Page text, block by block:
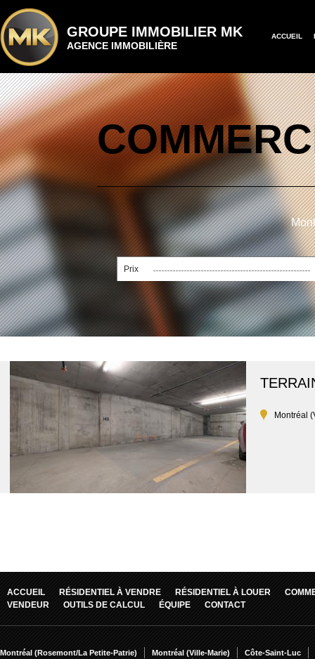
GROUPE IMMOBILIER MK
AGENCE IMMOBILIÈRE
ACCUEIL
Prix
Montréal
ACCUEIL RÉSIDENTIEL À VENDRE RÉSIDENTIEL À LOUER
VENDEUR
OUTILS DE CALCUL ÉQUIPE CONTACT
Montréal (Rosemont/La Petite-Patrie) Montréal (Ville-Marie)
Côte-Saint-Luc